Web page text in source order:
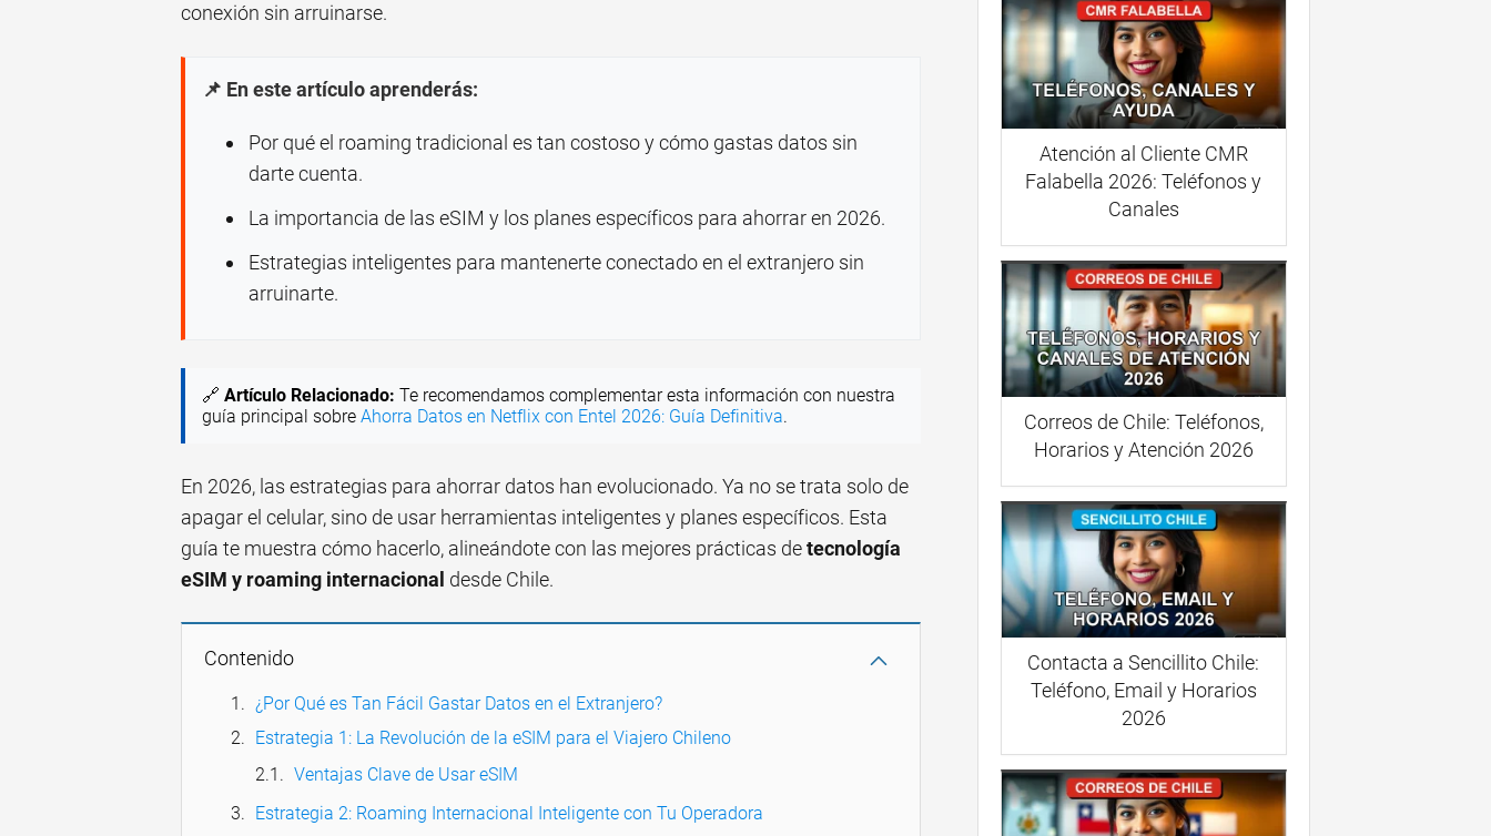
conexión sin arruinarse.
📌 En este artículo aprenderás:
Por qué el roaming tradicional es tan costoso y cómo gastas datos sin
darte cuenta.
La importancia de las eSIM y los planes específicos para ahorrar en 2026.
Estrategias inteligentes para mantenerte conectado en el extranjero sin
arruinarte.
🔗 Artículo Relacionado: Te recomendamos complementar esta información con nuestra
guía principal sobre Ahorra Datos en Netflix con Entel 2026: Guía Definitiva.
En 2026, las estrategias para ahorrar datos han evolucionado. Ya no se trata solo de
apagar el celular, sino de usar herramientas inteligentes y planes específicos. Esta
guía te muestra cómo hacerlo, alineándote con las mejores prácticas detecnología
eSIM y roaming internacional desde Chile.
Contenido
¿Por Qué es Tan Fácil Gastar Datos en el Extranjero?
Estrategia 1: La Revolución de la eSIM para el Viajero Chileno
Ventajas Clave de Usar eSIM
Estrategia 2: Roaming Internacional Inteligente con Tu Operadora
Atención al Cliente CMR
Falabella 2026: Teléfonos y
Canales
Correos de Chile: Teléfonos,
Horarios y Atención 2026
Contacta a Sencillito Chile:
Teléfono, Email y Horarios
2026